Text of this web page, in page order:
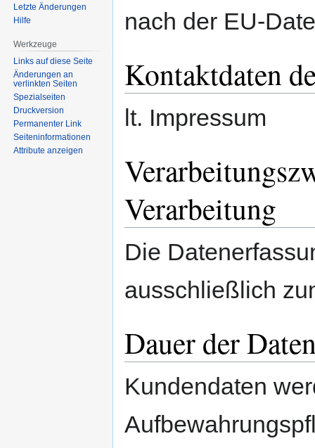
nach der EU-
Kontaktdaten
lt. Impressum
Verarbeitung
Die
ausschließlich
Dauer der
Kundendaten
Letzte Änderungen
Hilfe
Werkzeuge
Links auf diese Seite
Änderungen an
verlinkten Seiten
Spezialseiten
Druckversion
Permanenter Link
Seiten­informationen
Attribute anzeigen